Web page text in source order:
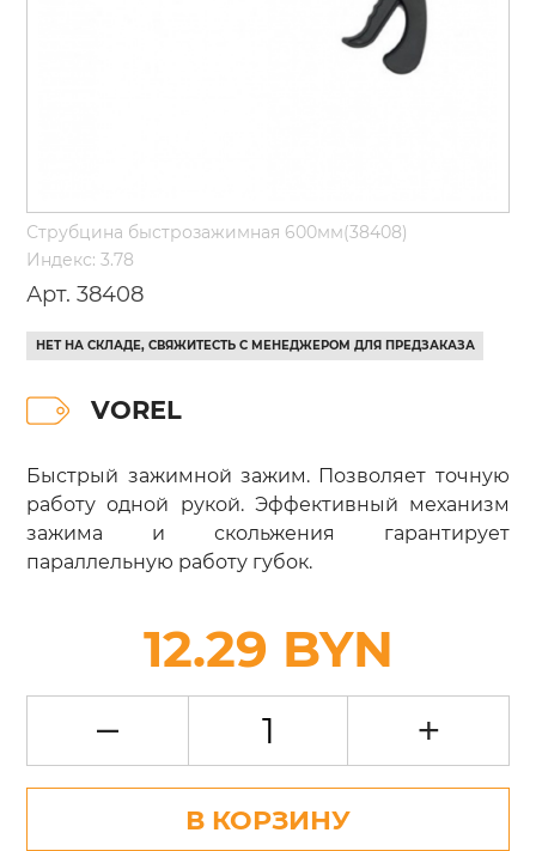
Струбцина быстрозажимная 600мм(38408)
Индекс: 3.78
Арт. 38408
НЕТ НА СКЛАДЕ, СВЯЖИТЕСТЬ С МЕНЕДЖЕРОМ ДЛЯ ПРЕДЗАКАЗА
VOREL
Быстрый зажимной зажим. Позволяет точную
работу одной рукой. Эффективный механизм
зажима и скольжения гарантирует
параллельную работу губок.
12.29 BYN
+
–
В КОРЗИНУ